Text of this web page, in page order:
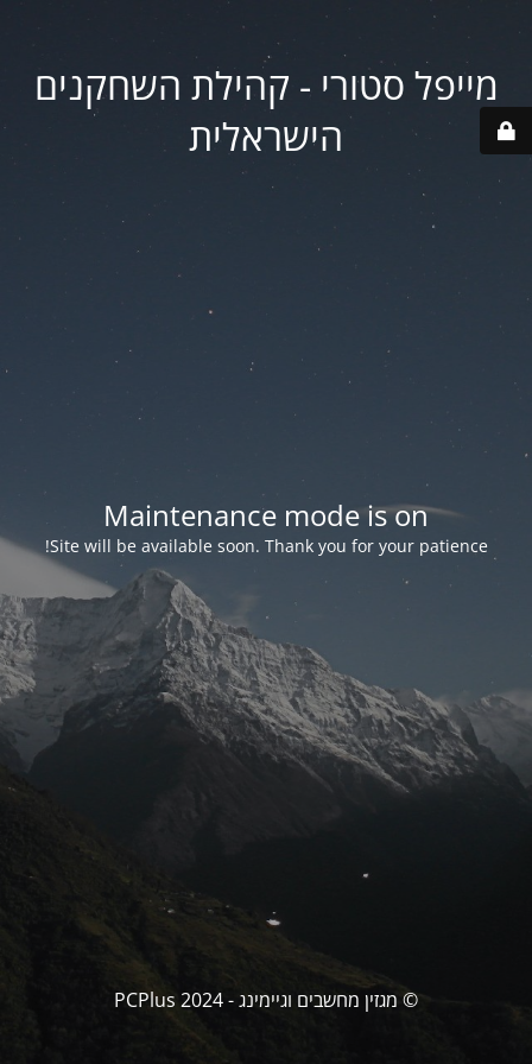
מייפל סטורי - קהילת השחקנים
הישראלית
Maintenance mode is on
Site will be available soon. Thank you for your patience!
© מגזין מחשבים וגיימינג - PCPlus 2024